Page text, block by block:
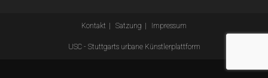
Kontakt Satzung Impressum
USC - Stuttgarts urbane Künstlerplattform